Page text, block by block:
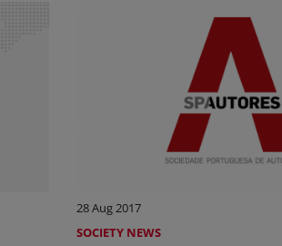
28 Aug 2017
SOCIETY NEWS